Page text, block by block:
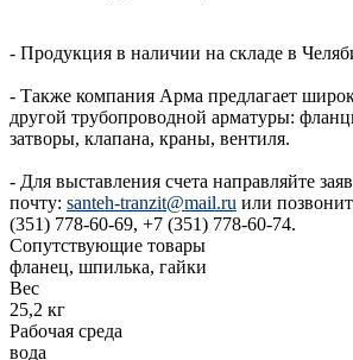
- Продукция в наличии на складе в
- Также компания Арма предлагает
другой трубопроводной арматуры:
затворы, клапана, краны, вентиля.
- Для выставления счета направляйте
почту: santeh-tranzit@mail.ru или
(351) 778-60-69, +7 (351) 778-60-74.
Сопутствующие товары
фланец, шпилька, гайки
Вес
25,2 кг
Рабочая среда
вода